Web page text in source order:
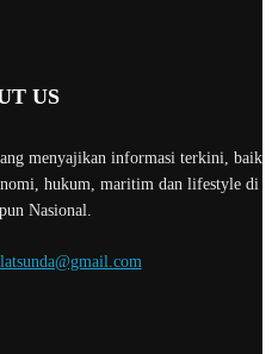
US
menyajikan informasi terkini, baik
hukum, maritim dan lifestyle di
Nasional.